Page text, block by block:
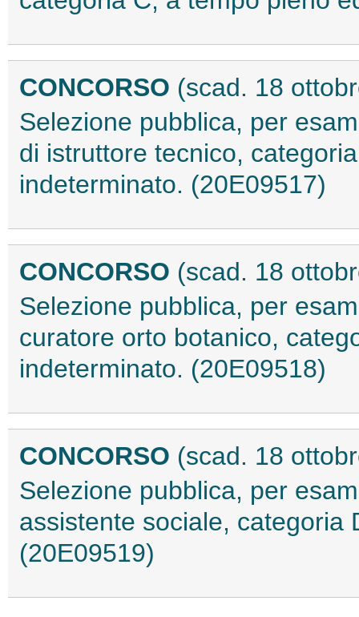
CONCORSO (scad. 18
Selezione pubblica, per
di istruttore tecnico,
indeterminato. (20E09517)
CONCORSO (scad. 18
Selezione pubblica, per
curatore orto botanico,
indeterminato. (20E09518)
CONCORSO (scad. 18
Selezione pubblica, per
assistente sociale, categoria
(20E09519)